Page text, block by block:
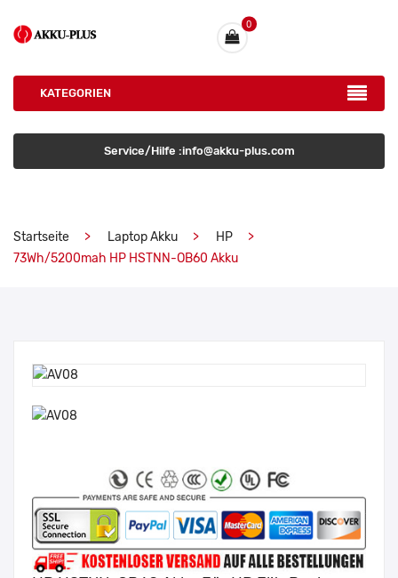
0
KATEGORIEN
Service/Hilfe :info@akku-plus.com
Startseite Laptop Akku
HP
73Wh/5200mah HP HSTNN-OB60 Akku